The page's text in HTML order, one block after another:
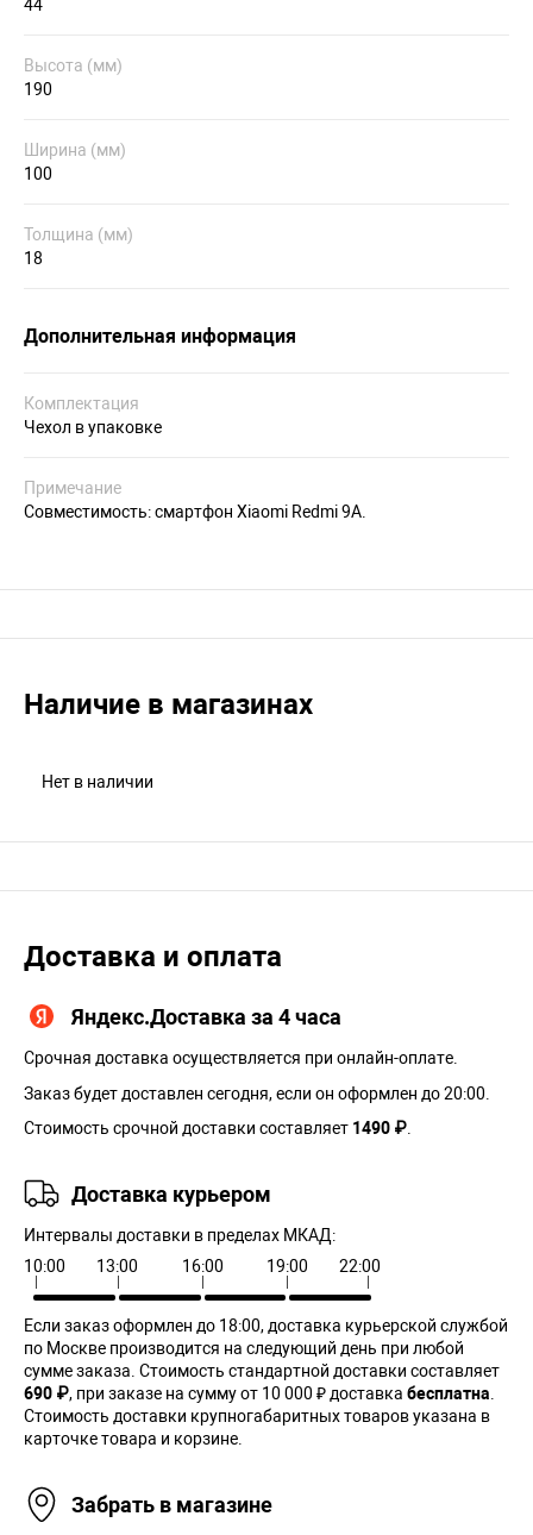
44
Высота (мм)
190
Ширина (мм)
100
Толщина (мм)
18
Дополнительная информация
Комплектация
Чехол в упаковке
Примечание
Совместимость: смартфон Xiaomi Redmi 9A.
Наличие в магазинах
Нет в наличии
Доставка и оплата
Яндекс.Доставка за 4 часа
Срочная доставка осуществляется при онлайн-оплате.
Заказ будет доставлен сегодня, если он оформлен до 20:00.
Стоимость срочной доставки составляет 1490 ₽
Доставка курьером
Интервалы доставки в пределах МКАД:
10:00
13:00 16:00 19:00 22:00
Если заказ оформлен до 18:00, доставка курьерской службой
по Москве производится на следующий день при любой
сумме заказа. Cтоимость стандартной доставки составляет
690 ₽, при заказе на сумму от 10 000 ₽ доставка бесплатна
Стоимость доставки крупногабаритных товаров указана в
карточке товара и корзине.
Забрать в магазине